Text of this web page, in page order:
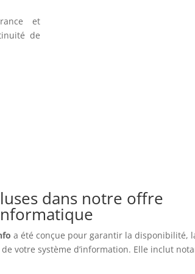
et
de
dans notre offre
a été conçue pour garantir la disponibilité,
votre système d’information. Elle inclut